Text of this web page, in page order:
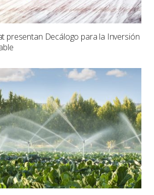
presentan Decálogo para la Inversión